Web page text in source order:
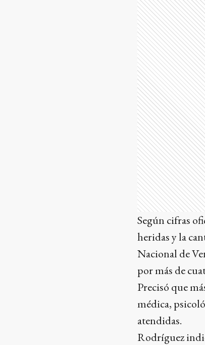
Según cifras
heridas y la
Nacional de
por más de
Precisó que
médica,
atendidas.
Rodríguez